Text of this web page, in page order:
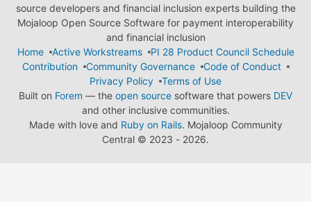
source developers and financial inclusion experts building the
Mojaloop Open Source Software for payment interoperability
and financial inclusion
Home
Active Workstreams
PI 28 Product Council Schedule
Contribution
Community Governance
Code of Conduct
Privacy Policy
Terms of Use
Built on Forem — the open source software that powers DEV
and other inclusive communities.
Made with love and Ruby on Rails. Mojaloop Community
Central © 2023 - 2026.